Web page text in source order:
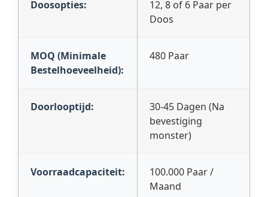
Doosopties:
12, 8 of 6 Paar per
Doos
MOQ (Minimale
Bestelhoeveelheid):
480 Paar
Doorlooptijd:
30-45 Dagen (Na
bevestiging
monster)
Voorraadcapaciteit:
100.000 Paar /
Maand